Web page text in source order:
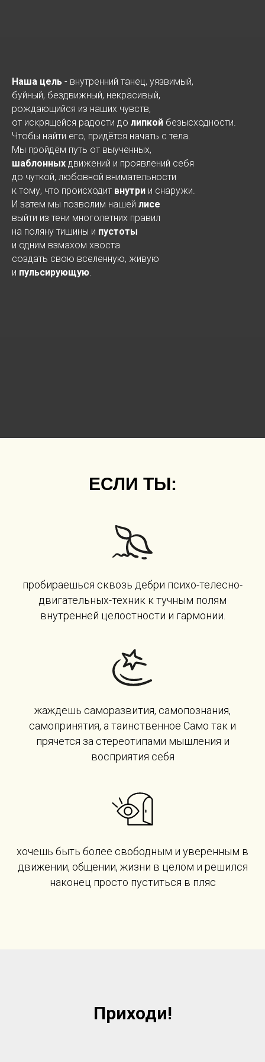
Наша цель - внутренний танец, уязвимый,
буйный, бездвижный, некрасивый,
рождающийся из наших чувств,
от искрящейся радости до липкой безысходности.
Чтобы найти его, придётся начать с тела.
Мы пройдём путь от выученных,
шаблонных движений и проявлений себя
до чуткой, любовной внимательности
к тому, что происходит внутри и снаружи.
И затем мы позволим нашей лисе
выйти из тени многолетних правил
на поляну тишины и пустоты
и одним взмахом хвоста
создать свою вселенную, живую
и пульсирующую.
ЕСЛИ ТЫ:
пробираешься сквозь дебри психо-телесно-
двигательных-техник к тучным полям
внутренней целостности и гармонии.
жаждешь саморазвития, самопознания,
самопринятия, а таинственное Само так и
прячется за стереотипами мышления и
восприятия себя
хочешь быть более свободным и уверенным в
движении, общении, жизни в целом и решился
наконец просто пуститься в пляс
Приходи!